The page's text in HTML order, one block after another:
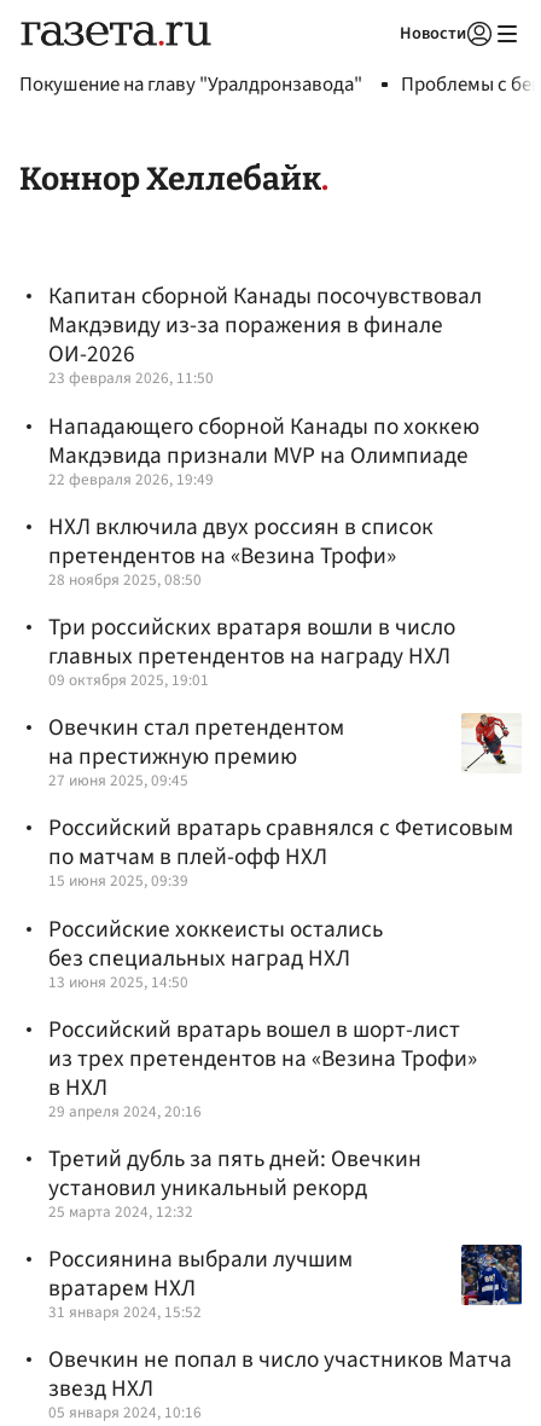
Новости
Покушение на главу "Уралдронзавода" Проблемы с
Коннор Хеллебайк
Капитан сборной Канады посочувствовал
Макдэвиду из-за поражения в финале
ОИ-2026
23 февраля 2026, 11:50
Нападающего сборной Канады по хоккею
Макдэвида признали MVP на Олимпиаде
22 февраля 2026, 19:49
НХЛ включила двух россиян в список
претендентов на «Везина Трофи»
28 ноября 2025, 08:50
Три российских вратаря вошли в число
главных претендентов на награду НХЛ
09 октября 2025, 19:01
Овечкин стал претендентом
на престижную премию
27 июня 2025, 09:45
Российский вратарь сравнялся с Фетисовым
по матчам в плей-офф НХЛ
15 июня 2025, 09:39
Российские хоккеисты остались
без специальных наград НХЛ
13 июня 2025, 14:50
Российский вратарь вошел в шорт-лист
из трех претендентов на «Везина Трофи»
в НХЛ
29 апреля 2024, 20:16
Третий дубль за пять дней: Овечкин
установил уникальный рекорд
25 марта 2024, 12:32
Россиянина выбрали лучшим
вратарем НХЛ
31 января 2024, 15:52
Овечкин не попал в число участников Матча
звезд НХЛ
05 января 2024, 10:16